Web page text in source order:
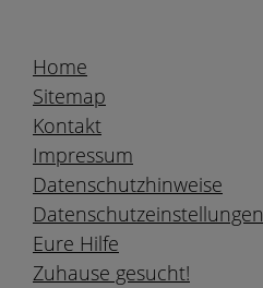
Home
Sitemap
Kontakt
Impressum
Datenschutzhinweise
Datenschutzeinstellungen
Eure Hilfe
Zuhause gesucht!